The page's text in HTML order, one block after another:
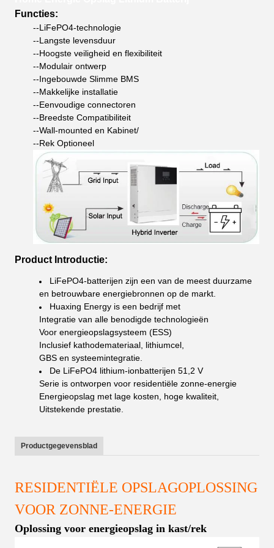
Functies:
--LiFePO4-technologie
--Langste levensduur
--Hoogste veiligheid en flexibiliteit
--Modulair ontwerp
--Ingebouwde Slimme BMS
--Makkelijke installatie
--Eenvoudige connectoren
--Breedste Compatibiliteit
--Wall-mounted en Kabinet/
--Rek Optioneel
Product Introductie:
LiFePO4-batterijen zijn een van de meest duurzame
en betrouwbare energiebronnen op de markt.
Huaxing Energy is een bedrijf met
Integratie van alle benodigde technologieën
Voor energieopslagsysteem (ESS)
Inclusief kathodemateriaal, lithiumcel,
GBS en systeemintegratie.
De LiFePO4 lithium-ionbatterijen 51,2 V
Serie is ontworpen voor residentiële zonne-energie
Energieopslag met lage kosten, hoge kwaliteit,
Uitstekende prestatie.
Productgegevensblad
RESIDENTIËLE OPSLAGOPLOSSING
VOOR ZONNE-ENERGIE
Oplossing voor energieopslag in kast/rek